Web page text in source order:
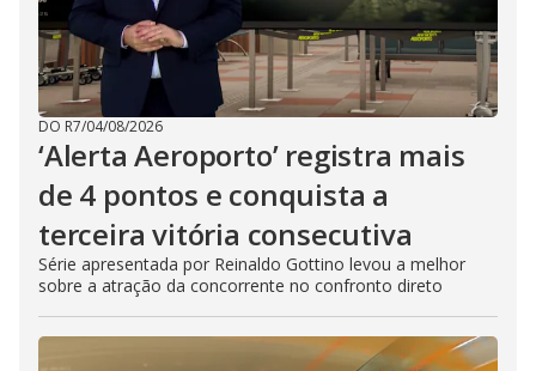
DO R7/04/08/2026
‘Alerta Aeroporto’ registra mais
de 4 pontos e conquista a
terceira vitória consecutiva
Série apresentada por Reinaldo Gottino levou a melhor
sobre a atração da concorrente no confronto direto